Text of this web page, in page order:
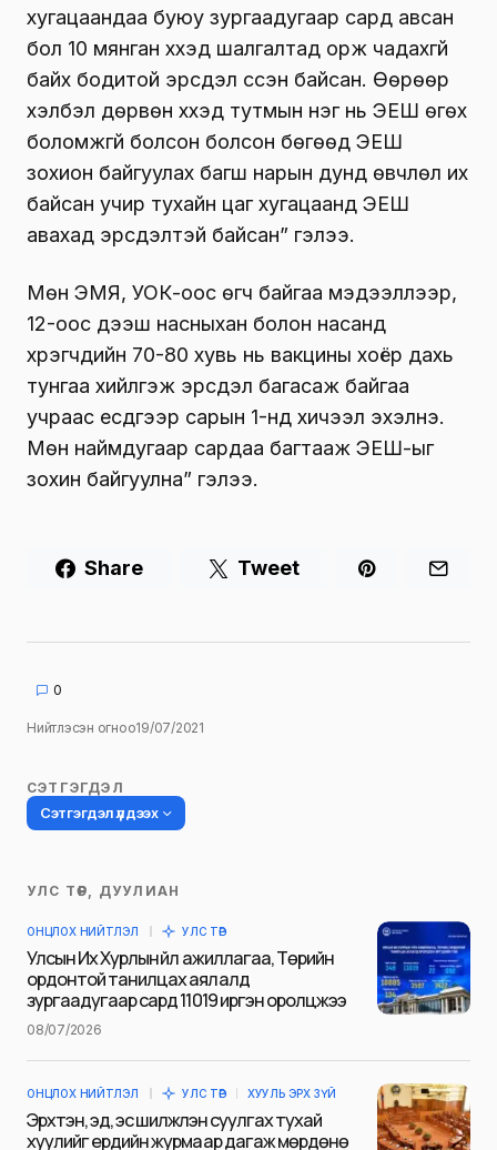
хугацаандаа буюу зургаадугаар сард авсан
бол 10 мянган хүүхэд шалгалтад орж чадахгүй
байх бодитой эрсдэл үүссэн байсан. Өөрөөр
хэлбэл дөрвөн хүүхэд тутмын нэг нь ЭЕШ өгөх
боломжгүй болсон болсон бөгөөд ЭЕШ
зохион байгуулах багш нарын дунд өвчлөл их
байсан учир тухайн цаг хугацаанд ЭЕШ
авахад эрсдэлтэй байсан” гэлээ.
Мөн ЭМЯ, УОК-оос өгч байгаа мэдээллээр,
12-оос дээш насныхан болон насанд
хүрэгчдийн 70-80 хувь нь вакцины хоёр дахь
тунгаа хийлгэж эрсдэл багасаж байгаа
учраас есдүгээр сарын 1-нд хичээл эхэлнэ.
Мөн наймдугаар сардаа багтааж ЭЕШ-ыг
зохин байгуулна” гэлээ.
Share Tweet
0
Нийтлэсэн огноо19/07/2021
СЭТГЭГДЭЛ
Сэтгэгдэл үлдээх
Таны имэйл хаягийг нийтлэхгүй.
тэмдэглэсэн
Name
УЛС ТӨР, ДУУЛИАН
ОНЦЛОХ НИЙТЛЭЛ УЛС ТӨР
Улсын Их Хурлын үйл ажиллагаа, Төрийн
ордонтой танилцах аялалд
зургаадугаар сард 11019 иргэн оролцжээ
08/07/2026
ОНЦЛОХ НИЙТЛЭЛ УЛС ТӨР ХУУЛЬ ЭРХ ЗҮЙ
Эрхтэн, эд, эс шилжүүлэн суулгах тухай
хуулийг ердийн журмаар дагаж мөрдөнө